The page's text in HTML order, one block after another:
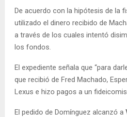
De acuerdo con la hipótesis de la
utilizado el dinero recibido de
a través de los cuales intentó
los fondos.
El expediente señala que “para
que recibió de Fred Machado,
Lexus e hizo pagos a un
El pedido de Domínguez alcanzó a